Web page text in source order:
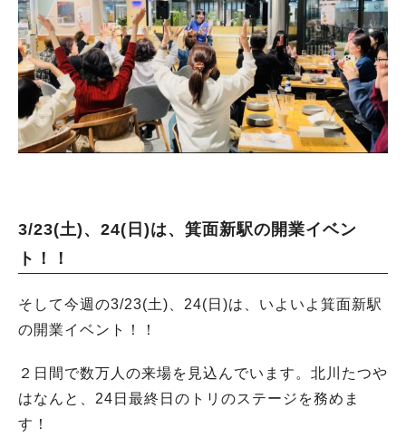
3/23(土)、24(日)は、箕面新駅の開業イベン
ト！！
そして今週の3/23(土)、24(日)は、いよいよ箕面新駅
の開業イベント！！
２日間で数万人の来場を見込んでいます。北川たつや
はなんと、24日最終日のトリのステージを務めま
す！